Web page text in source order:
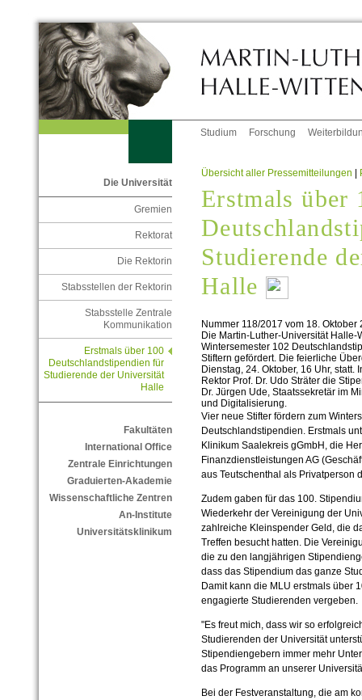
Studium Forschung
Die Universität
Gremien
Rektorat
Die Rektorin
Stabsstellen der Rektorin
Stabsstelle Zentrale
Kommunikation
Erstmals über 100
Deutschlandstipendien für
Studierende der Universität
Halle
Fakultäten
International Office
Zentrale Einrichtungen
Graduierten-Akademie
Wissenschaftliche Zentren
An-Institute
Universitätsklinikum
Übersicht aller Pressemitteilungen |
Erstmals über
Studierende
Halle
Nummer 118/2017 vom 18. Oktober
Die Martin-Luther-Universität Halle-
Wintersemester 102
Stiftern gefördert. Die feierliche
Dienstag, 24. Oktober, 16 Uhr,
Rektor Prof. Dr. Udo Sträter die
Dr. Jürgen Ude, Staatssekretär im
und Digitalisierung.
Vier neue Stifter fördern zum
Deutschlandstipendien. Erstmals
Klinikum Saalekreis gGmbH, die
Finanzdienstleistungen AG
aus Teutschenthal als Privatperson
Zudem gaben für das 100.
Wiederkehr der Vereinigung der
zahlreiche Kleinspender Geld, die
Treffen besucht hatten. Die
die zu den langjährigen
dass das Stipendium das ganze
Damit kann die MLU erstmals über
engagierte Studierenden vergeben.
"Es freut mich, dass wir so
Studierenden der Universität
Stipendiengebern immer mehr
das Programm an unserer
Bei der Festveranstaltung, die am